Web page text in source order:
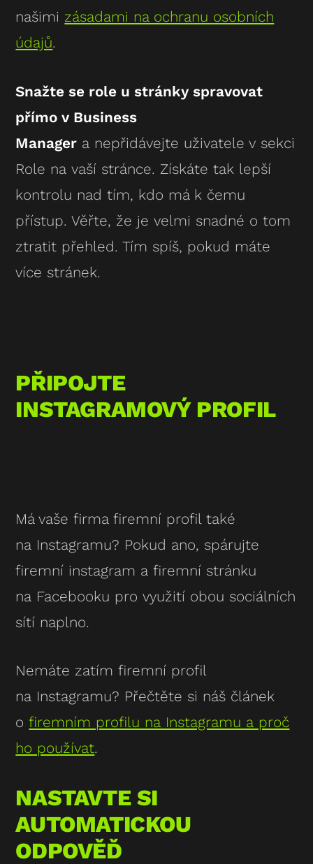
našimi zásadami na ochranu osobních
údajů.
Snažte se role u stránky spravovat
přímo v Business
Manager a nepřidávejte uživatele v sekci
Role na vaší stránce. Získáte tak lepší
kontrolu nad tím, kdo má k čemu
přístup. Věřte, že je velmi snadné o tom
ztratit přehled. Tím spíš, pokud máte
více stránek.
PŘIPOJTE
INSTAGRAMOVÝ PROFIL
Má vaše firma firemní profil také
na Instagramu? Pokud ano, spárujte
firemní instagram a firemní stránku
na Facebooku pro využití obou sociálních
sítí naplno.
Nemáte zatím firemní profil
na Instagramu? Přečtěte si náš článek
ofiremním profilu na Instagramu a proč
ho používat.
NASTAVTE SI
AUTOMATICKOU
ODPOVĚĎ